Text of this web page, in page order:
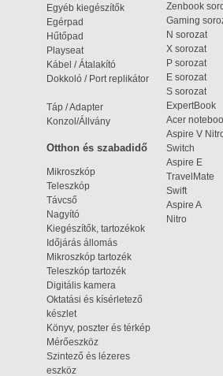
Zenbook
Gaming
N sorozat
X sorozat
P sorozat
E sorozat
S sorozat
ExpertBook
Acer
Aspire V
Switch
Aspire E
TravelMate
Swift
Aspire A
Nitro
Egyéb kiegészítők
Egérpad
Hűtőpad
Playseat
Kábel / Átalakító
Dokkoló / Port replikátor
Táp / Adapter
Konzol/Állvány
Otthon és szabadidő
Mikroszkóp
Teleszkóp
Távcső
Nagyító
Kiegészítők, tartozékok
Időjárás állomás
Mikroszkóp tartozék
Teleszkóp tartozék
Digitális kamera
Oktatási és kísérletező
készlet
Könyv, poszter és térkép
Mérőeszköz
Szintező és lézeres
eszköz